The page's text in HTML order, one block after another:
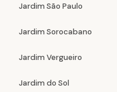
Jardim São Paulo
Jardim Sorocabano
Jardim Vergueiro
Jardim do Sol